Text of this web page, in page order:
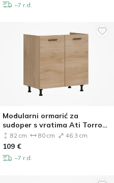
~7 r.d.
Modularni ormarić za
sudoper s vratima Ati Torro
12382 cm 80 cm 46.3 cm
109 €
~7 r.d.